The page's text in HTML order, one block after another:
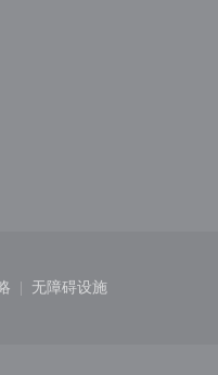
新窗口中打开))
无障碍设施
((在新窗口中打开))